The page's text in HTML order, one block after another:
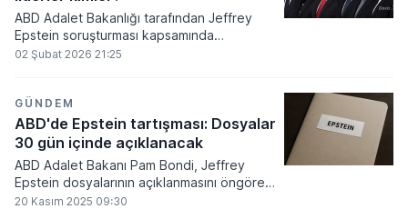
ABD Adalet Bakanlığı tarafından Jeffrey
Epstein soruşturması kapsamında
yayınlanan son belgeler, dünya liderlerinin
fırtınaya yol açtı.
02 Şubat 2026 21:25
GÜNDEM
ABD'de Epstein tartışması: Dosyalar
30 gün içinde açıklanacak
ABD Adalet Bakanı Pam Bondi, Jeffrey
Epstein dosyalarının açıklanmasını öngören
tasarının Kongre'den geçtiğini belirterek,
20 Kasım 2025 09:30